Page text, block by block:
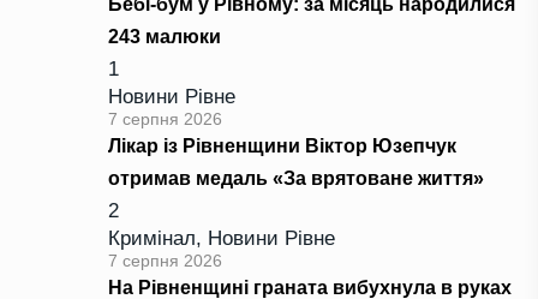
243 малюки
1
Новини Рівне
7 серпня 2026
Лікар із Рівненщини Віктор Юзепчук
отримав медаль «За врятоване життя»
2
Кримінал, Новини Рівне
7 серпня 2026
На Рівненщині граната вибухнула в руках